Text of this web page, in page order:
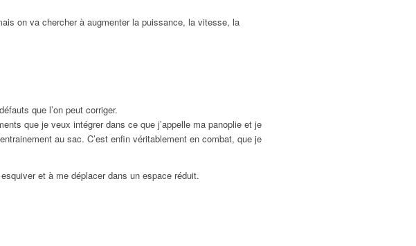
on va chercher à augmenter la puissance, la vitesse, la
que l’on peut corriger.
que je veux intégrer dans ce que j’appelle ma panoplie et je
au sac. C’est enfin véritablement en combat, que je
et à me déplacer dans un espace réduit.